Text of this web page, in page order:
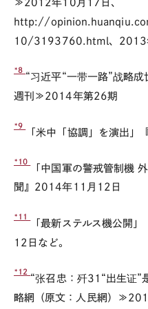
≫2012年10月17日、
http://
10/3193760.html、2013
*8
“习近平“一带一路”战略
週刊≫2014年第26期
*9
「米中「協調」を演出」
*10
「中国軍の警戒管制機
聞』2014年11月12日
*11
「最新ステルス機公開
12日など。
*12
“张召忠：歼31“出生证
略網（原文：人民網）